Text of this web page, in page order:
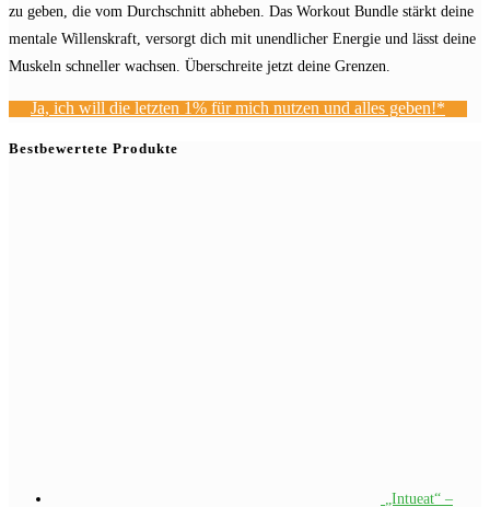
zu geben, die vom Durchschnitt abheben. Das Workout Bundle stärkt deine
mentale Willenskraft, versorgt dich mit unendlicher Energie und lässt deine
Muskeln schneller wachsen. Überschreite jetzt deine Grenzen.
Ja, ich will die letzten 1% für mich nutzen und alles geben!*
Bestbewertete Produkte
„Intueat“ –